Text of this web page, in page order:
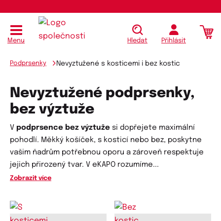
Menu Hledat Přihlásit
Podprsenky Nevyztužené s kosticemi i bez kostic
Nevyztužené podprsenky,
bez výztuže
V podprsence bez výztuže si dopřejete maximální
pohodlí. Měkký košíček, s kosticí nebo bez, poskytne
vašim ňadrům potřebnou oporu a zároveň respektuje
jejich přirozený tvar. V eKAPO rozumíme...
Zobrazit více